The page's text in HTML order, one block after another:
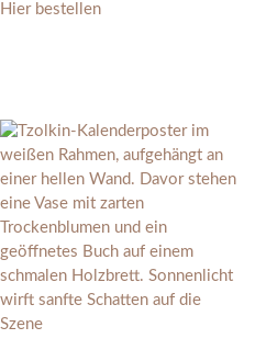
Hier bestellen